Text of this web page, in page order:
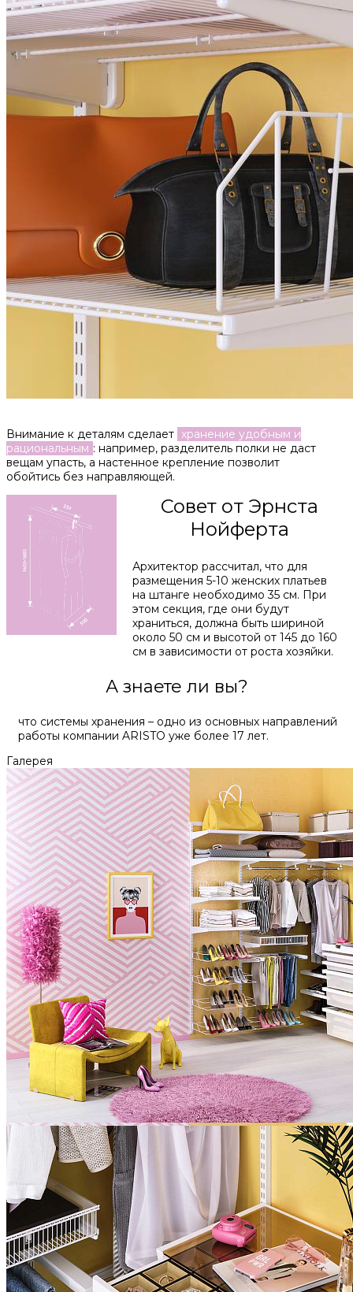
Внимание к деталям сделает хранение удобным и
рациональным : например, разделитель полки не даст
вещам упасть, а настенное крепление позволит
обойтись без направляющей.
Совет от Эрнста
Нойферта
Архитектор рассчитал, что для
размещения 5-10 женских платьев
на штанге необходимо 35 см. При
этом секция, где они будут
храниться, должна быть шириной
около 50 см и высотой от 145 до 160
см в зависимости от роста хозяйки.
А знаете ли вы?
что системы хранения – одно из основных направлений
работы компании ARISTO уже более 17 лет.
Галерея